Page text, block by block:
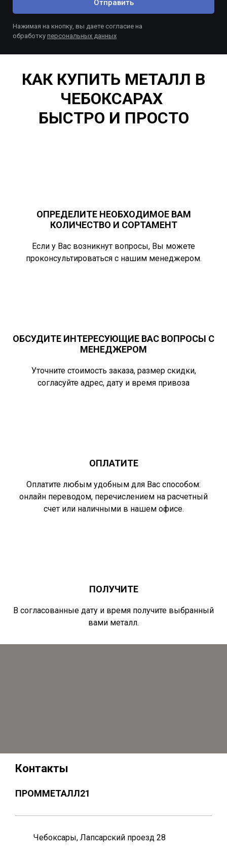
Отправить
Нажимая на кнопку, вы даете согласие на
обработку персональных данных
КАК КУПИТЬ МЕТАЛЛ В
ЧЕБОКСАРАХ
БЫСТРО И ПРОСТО
ОПРЕДЕЛИТЕ НЕОБХОДИМОЕ ВАМ
КОЛИЧЕСТВО И СОРТАМЕНТ
Если у Вас возникнут вопросы, Вы можете
проконсультироваться с нашим менеджером.
ОБСУДИТЕ ИНТЕРЕСУЮЩИЕ ВАС ВОПРОСЫ С
МЕНЕДЖЕРОМ
Уточните стоимость заказа, размер скидки,
согласуйте адрес, дату и время привоза
ОПЛАТИТЕ
Оплатите любым удобным для Вас способом:
онлайн переводом, перечислением на расчетный
счет или наличными в нашем офисе.
ПОЛУЧИТЕ
В согласованные дату и время получите выбранный
вами металл.
Контакты
ПРОММЕТАЛЛ21
Чебоксары, Лапсарский проезд 28